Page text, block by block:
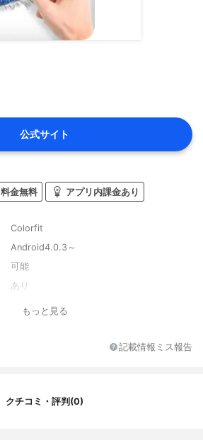
公式サイト
料金無料 アプリ内課金あり
Colorfit
Android4.0.3～
可能
あり
もっと見る
記載情報ミス報告
クチコミ・評判(0)